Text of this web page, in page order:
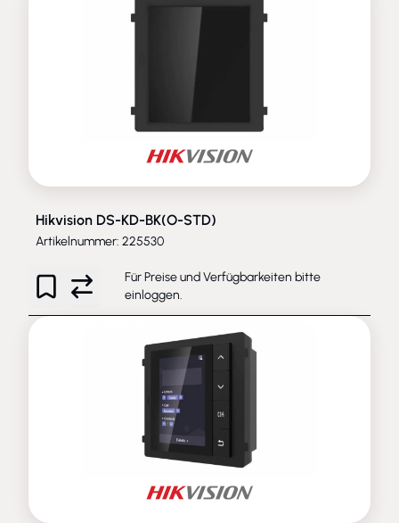
Hikvision DS-KD-BK(O-STD)
Artikelnummer: 225530
Für Preise und Verfügbarkeiten bitte
einloggen.